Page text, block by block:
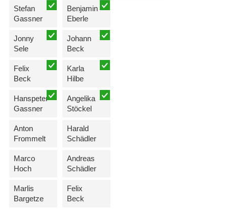
Stefan
Gassner
Jonny
Sele
Felix
Beck
Hanspeter
Gassner
Anton
Frommelt
Marco
Hoch
Marlis
Bargetze
Benjamin
Eberle
Johann
Beck
Karla
Hilbe
Angelika
Stöckel
Harald
Schädler
Andreas
Schädler
Felix
Beck